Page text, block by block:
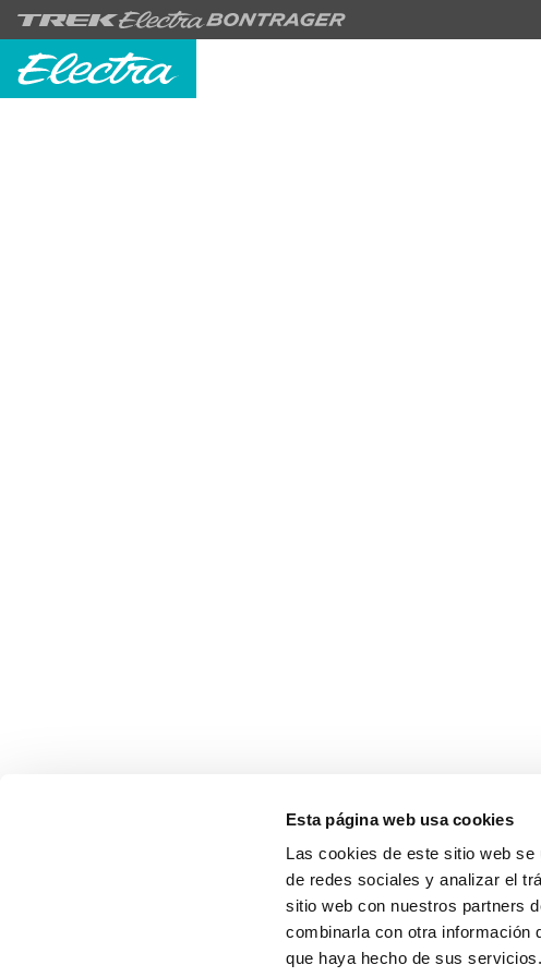
Esta página web usa cookies
Las cookies de este sitio web
de redes sociales y analizar el
sitio web con nuestros partners
combinarla con otra información
que haya hecho de sus